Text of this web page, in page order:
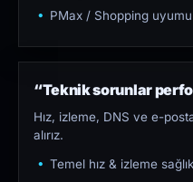
PMax / Shopping uyumu
“Teknik sorunlar
Hız, izleme, DNS ve e-
alırız.
Temel hız & izleme